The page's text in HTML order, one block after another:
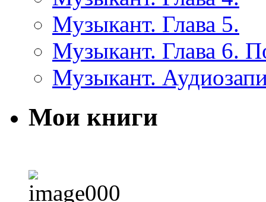
Музыкант. Глава 5.
Музыкант. Глава 6.
Музыкант.
Мои книги